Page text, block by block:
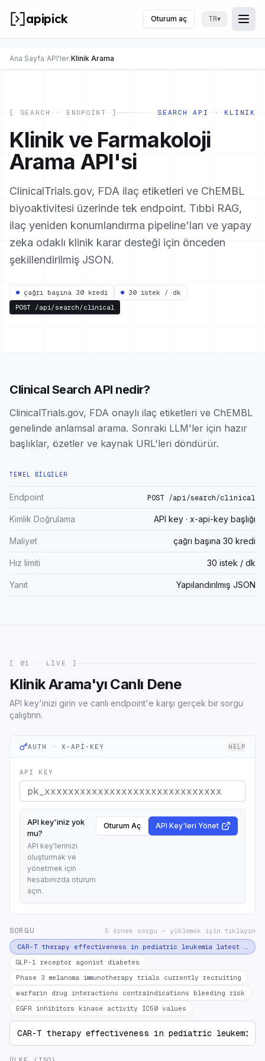
apipick Oturum aç TR▾
Ana Sayfa/API'ler/Klinik Arama
[ SEARCH · ENDPOINT ] SEARCH API · KLINIK
Klinik ve Farmakoloji
Arama API'si
ClinicalTrials.gov, FDA ilaç etiketleri ve ChEMBL
biyoaktivitesi üzerinde tek endpoint. Tıbbi RAG,
ilaç yeniden konumlandırma pipeline'ları ve yapay
zeka odaklı klinik karar desteği için önceden
şekillendirilmiş JSON.
● çağrı başına 30 kredi ● 30 istek / dk
POST /api/search/clinical
Clinical Search API nedir?
ClinicalTrials.gov, FDA onaylı ilaç etiketleri ve ChEMBL
genelinde anlamsal arama. Sonraki LLM'ler için hazır
başlıklar, özetler ve kaynak URL'leri döndürür.
TEMEL BILGILER
Endpoint POST /api/search/clinical
Kimlik Doğrulama API key · x-api-key başlığı
Maliyet çağrı başına 30 kredi
Hız limiti 30 istek / dk
Yanıt Yapılandırılmış JSON
[ 01 · LIVE ]
Klinik Arama'yı Canlı Dene
API key'inizi girin ve canlı endpoint'e karşı gerçek bir sorgu
çalıştırın.
AUTH · X-API-KEY HELP
API KEY
API key'iniz yok
mu?
API key'lerinizi
oluşturmak ve
yönetmek için
hesabınızda oturum
açın.
Oturum Aç API Key'leri Yönet
SORGU 5 örnek sorgu — yüklemek için tıklayın
CAR-T therapy effectiveness in pediatric leukemia latest
GLP-1 receptor agonist diabetes
Phase 3 melanoma immunotherapy trials currently recruiting
warfarin drug interactions contraindications bleeding risk
EGFR inhibitors kinase activity IC50 values